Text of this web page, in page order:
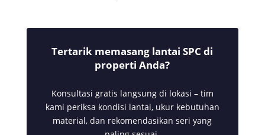
Tertarik memasang lantai SPC di
properti Anda?
Konsultasi gratis langsung di lokasi – tim
kami periksa kondisi lantai, ukur kebutuhan
material, dan rekomendasikan seri yang